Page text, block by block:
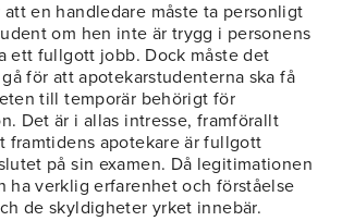
en handledare måste ta personligt
om hen inte är trygg i personens
ett fullgott jobb. Dock måste det
för att apotekarstudenterna ska få
till temporär behörigt för
Det är i allas intresse, framförallt
framtidens apotekare är fullgott
på sin examen. Då legitimationen
ha verklig erfarenhet och förståelse
de skyldigheter yrket innebär.